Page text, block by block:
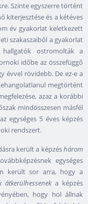
Szinte egyszerre történt
kiterjesztése és a kétéves
év gyakorlat keletkezett
szakaszaiból a gyakorlat
hallgatók ostromolták a
időbe az összefüggő
évvel rövidebb. De ez-e a
megtörtént
azaz a korábbi
mindösszesen másfél
egységes 5 éves képzés
rendszert.
került a képzéshárom
egységes
került sor arra, hogy a
átkerülhesseneka képzés
hogy hol állnak